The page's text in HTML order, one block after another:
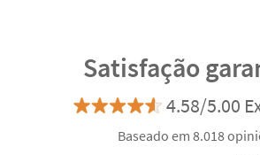
Satisfação
4.58/5.00
Baseado em 8.018